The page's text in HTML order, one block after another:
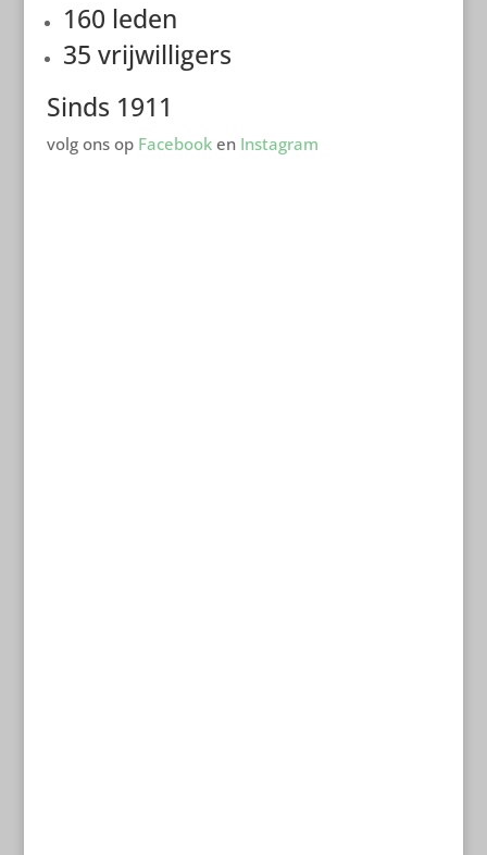
160 leden
35 vrijwilligers
Sinds 1911
volg ons op Facebooken Instagram